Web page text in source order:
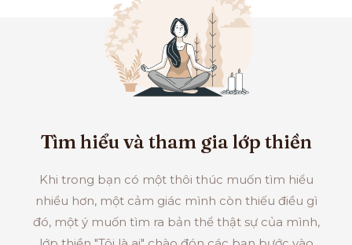
Tìm hiểu và tham gia lớp thiền
Khi trong bạn có một thôi thúc muốn tìm hiểu
nhiều hơn, một cảm giác mình còn thiếu điều gì
đó, một ý muốn tìm ra bản thể thật sự của mình,